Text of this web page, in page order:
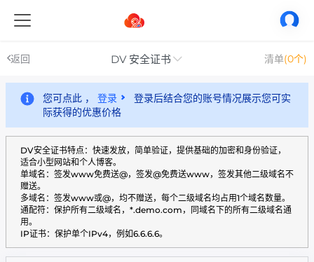
返回 DV 安全证书 清单(0个)
您可点此 ， 登录
登录后结合您的账号情况展示您可实
际获得的优惠价格
DV安全证书特点：快速发放，简单验证，提供基础的加密和身份验证，
适合小型网站和个人博客。
单域名：签发www免费送@，签发@免费送www，签发其他二级域名不
赠送。
多域名：签发www或@，均不赠送，每个二级域名均占用1个域名数量。
通配符：保护所有二级域名，*.demo.com，同域名下的所有二级域名通
用。
IP证书：保护单个IPv4，例如6.6.6.6。